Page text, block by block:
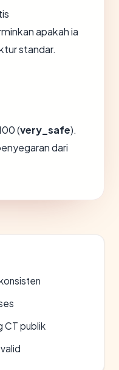
apakah ia
standar.
(very_safe).
dari
CT publik